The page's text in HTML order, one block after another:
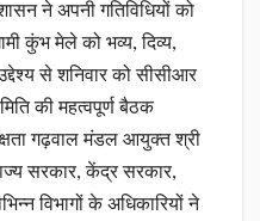
ने अपनी गतिविधियों को
कुंभ मेले को भव्य, दिव्य,
से शनिवार को सीसीआर
की महत्वपूर्ण बैठक
गढ़वाल मंडल आयुक्त श्री
सरकार, केंद्र सरकार,
विभागों के अधिकारियों ने